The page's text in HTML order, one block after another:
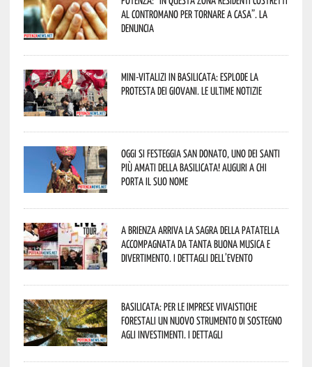
al contromano per tornare a casa”. La
denuncia
Mini-vitalizi in Basilicata: esplode la
protesta dei giovani. Le ultime notizie
Oggi si festeggia San Donato, uno dei Santi
più amati della Basilicata! Auguri a chi
porta il suo nome
A Brienza arriva la Sagra della Patatella
accompagnata da tanta buona musica e
divertimento. I dettagli dell’evento
Basilicata: per le imprese vivaistiche
forestali un nuovo strumento di sostegno
agli investimenti. I dettagli